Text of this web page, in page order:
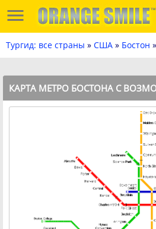
Тургид: все страны » США » Бостон
КАРТА МЕТРО БОСТОНА С